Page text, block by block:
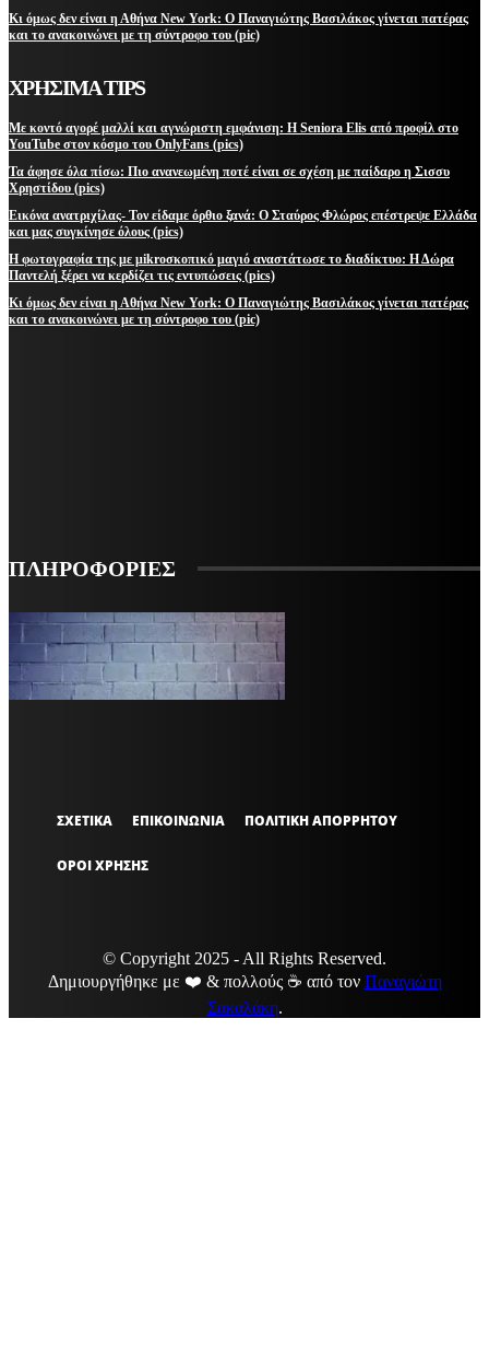
Κι όμως δεν είναι η Αθήνα New York: Ο Παναγιώτης Βασιλάκος γίνεται πατέρας
και το ανακοινώνει με τη σύντροφο του (pic)
ΧΡΗΣΙΜΑ TIPS
Με κοντό αγορέ μαλλί και αγνώριστη εμφάνιση: Η Seniora Elis από προφίλ στο
YouTube στον κόσμο του OnlyFans (pics)
Τα άφησε όλα πίσω: Πιο ανανεωμένη ποτέ είναι σε σχέση με παίδαρο η Σισσυ
Χρηστίδου (pics)
Εικόνα ανατριχίλας- Τον είδαμε όρθιο ξανά: Ο Σταύρος Φλώρος επέστρεψε Ελλάδα
και μας συγκίνησε όλους (pics)
Η φωτογραφία της με μikroσκοπικό μαγιό αναστάτωσε το διαδίκτυο: Η Δώρα
Παντελή ξέρει να κερδίζει τις εντυπώσεις (pics)
Κι όμως δεν είναι η Αθήνα New York: Ο Παναγιώτης Βασιλάκος γίνεται πατέρας
και το ανακοινώνει με τη σύντροφο του (pic)
ΠΛΗΡΟΦΟΡΙΕΣ
VARiEMAi
OFFICIAL
ΣΧΕΤΙΚΑ ΕΠΙΚΟΙΝΩΝΙΑ ΠΟΛΙΤΙΚΗ ΑΠΟΡΡΗΤΟΥ
ΟΡΟΙ ΧΡΗΣΗΣ
© Copyright 2025 - All Rights Reserved.
Δημιουργήθηκε με ❤️ & πολλούς ☕ από τον Παναγιώτη
Σακαλάκη.